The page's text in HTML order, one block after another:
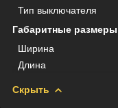
Тип выключателя
Габаритные размеры
Ширина
Длина
Скрыть